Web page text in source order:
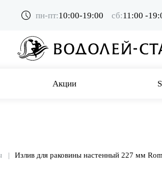
пн-пт:10:00-19:00 сб:11:00 -
Акции
Излив для раковины настенный 227 мм